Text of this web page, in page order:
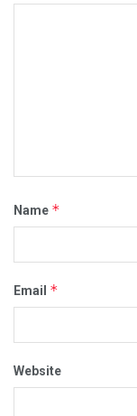
Name *
Email *
Website